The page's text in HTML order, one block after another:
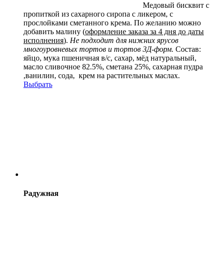
Медовый бисквит с
пропиткой из сахарного сиропа с ликером, с
прослойками сметанного крема. По желанию можно
добавить малину (оформление заказа за 4 дня до даты
исполнения). Не подходит для нижних ярусов
многоуровневых тортов и тортов 3Д-форм. Состав:
яйцо, мука пшеничная в/с, сахар, мёд натуральный,
масло сливочное 82.5%, сметана 25%, сахарная пудра
,ванилин, сода, крем на растительных маслах.
Выбрать
Радужная